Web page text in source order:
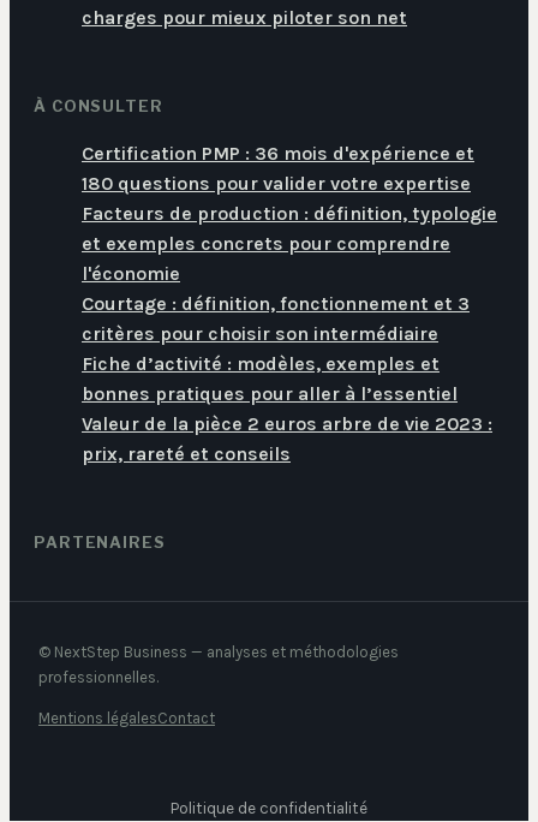
charges pour mieux piloter son net
À CONSULTER
Certification PMP : 36 mois d'expérience et
180 questions pour valider votre expertise
Facteurs de production : définition, typologie
et exemples concrets pour comprendre
l'économie
Courtage : définition, fonctionnement et 3
critères pour choisir son intermédiaire
Fiche d’activité : modèles, exemples et
bonnes pratiques pour aller à l’essentiel
Valeur de la pièce 2 euros arbre de vie 2023 :
prix, rareté et conseils
PARTENAIRES
© NextStep Business — analyses et méthodologies
professionnelles.
Mentions légalesContact
Politique de confidentialité